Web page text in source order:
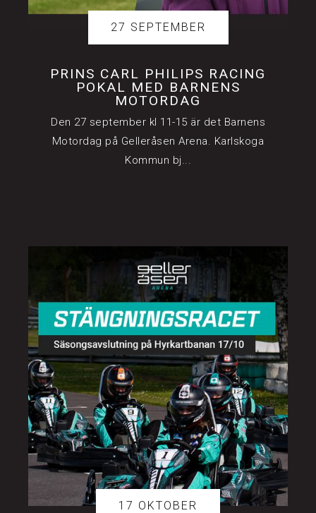
27 SEPTEMBER
PRINS CARL PHILIPS RACING
POKAL MED BARNENS
MOTORDAG
Den 27 september kl 11-15 är det Barnens
Motordag på Gelleråsen Arena. Karlskoga
Kommun bj...
17 OKTOBER